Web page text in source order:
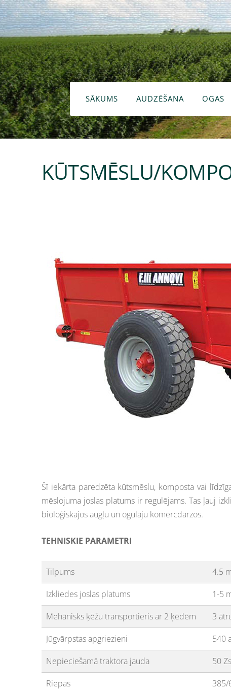
SĀKUMS AUDZĒŠANA OGAS
KŪTSMĒSLU/
Šī iekārta paredzēta kūtsmēslu, komposta vai
mēslojuma joslas platums ir regulējams. Tas ļauj
bioloģiskajos augļu un ogulāju komercdārzos.
TEHNISKIE PARAMETRI
Tilpums
4.5
Izkliedes joslas platums
1-5
Mehānisks ķēžu transportieris ar 2 ķēdēm
3
Jūgvārpstas apgriezieni
540
Nepieciešamā traktora jauda
50 Zs
Riepas
385/